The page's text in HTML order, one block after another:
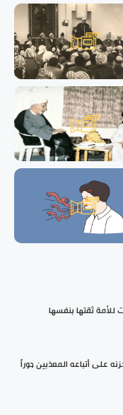
للأمة ثقتها بنفسها
على أتباعه المعذبين جوراً